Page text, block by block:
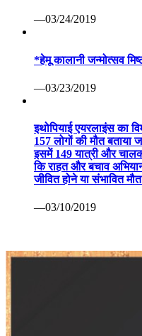
—03/24/2019
*हेमू कालानी जन्मोत्सव
—03/23/2019
इथोपियाई एयरलाइंस का
157 लोगों की मौत बताया
इसमें 149 यात्री और
कि राहत और बचाव
जीवित होने या संभावित
—03/10/2019